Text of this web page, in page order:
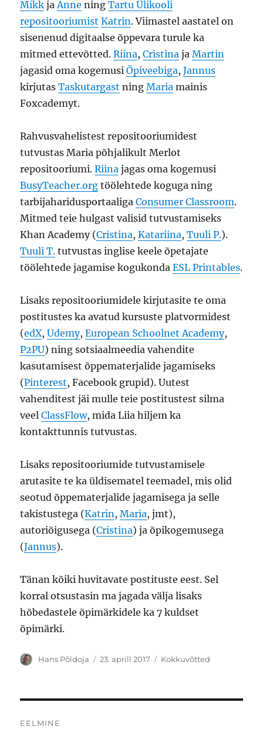
Mikk jaAnne ningTartu Ülikooli
repositooriumist Katrin. Viimastel aastatel on
sisenenud digitaalse õppevara turule ka
mitmed ettevõtted.Riina,Cristina jaMartin
jagasid oma kogemusiÕpiveebiga,Jannus
kirjutasTaskutargast ningMaria mainis
Foxcademyt.
Rahvusvahelistest repositooriumidest
tutvustas Maria põhjalikult Merlot
repositooriumi.Riina jagas oma kogemusi
BusyTeacher.org töölehtede koguga ning
tarbijaharidusportaaligaConsumer Classroom.
Mitmed teie hulgast valisid tutvustamiseks
Khan Academy (Cristina,Katariina,Tuuli P.).
Tuuli T. tutvustas inglise keele õpetajate
töölehtede jagamise kogukondaESL Printables.
Lisaks repositooriumidele kirjutasite te oma
postitustes ka avatud kursuste platvormidest
(edX,Udemy,European Schoolnet Academy,
P2PU) ning sotsiaalmeedia vahendite
kasutamisest õppematerjalide jagamiseks
(Pinterest, Facebook grupid). Uutest
vahenditest jäi mulle teie postitustest silma
veelClassFlow, mida Liia hiljem ka
kontakttunnis tutvustas.
Lisaks repositooriumide tutvustamisele
arutasite te ka üldisematel teemadel, mis olid
seotud õppematerjalide jagamisega ja selle
takistustega (Katrin,Maria, jmt),
autoriõigusega (Cristina) ja õpikogemusega
(Jannus).
Tänan kõiki huvitavate postituste eest. Sel
korral otsustasin ma jagada välja lisaks
hõbedastele õpimärkidele ka 7 kuldset
õpimärki.
Autor
Hans Põldoja Postitatud
23. aprill 2017 Rubriigid
Kokkuvõtted
EELMINE